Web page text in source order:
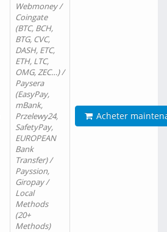
Webmoney /
Coingate
(BTC, BCH,
BTG, CVC,
DASH, ETC,
ETH, LTC,
OMG, ZEC…) /
Paysera
(EasyPay,
mBank,
Przelewy24,
SafetyPay,
EUROPEAN
Bank
Transfer) /
Payssion,
Giropay /
Local
Methods
(20+
Methods)
Acheter